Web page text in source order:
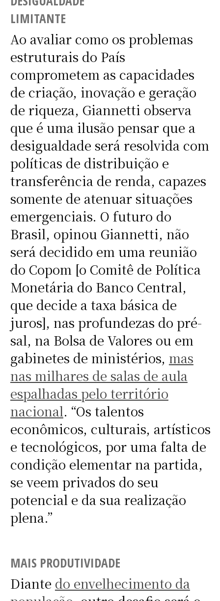
LIMITANTE
Ao avaliar como os problemas
estruturais do País
comprometem as capacidades
de criação, inovação e geração
de riqueza, Giannetti observa
que é uma ilusão pensar que a
desigualdade será resolvida com
políticas de distribuição e
transferência de renda, capazes
somente de atenuar situações
emergenciais. O futuro do
Brasil, opinou Giannetti, não
será decidido em uma reunião
do Copom [o Comitê de Política
Monetária do Banco Central,
que decide a taxa básica de
juros], nas profundezas do pré-
sal, na Bolsa de Valores ou em
gabinetes de ministérios, mas
nas milhares de salas de aula
espalhadas pelo território
nacional. “Os talentos
econômicos, culturais, artísticos
e tecnológicos, por uma falta de
condição elementar na partida,
se veem privados do seu
potencial e da sua realização
plena.”
MAIS PRODUTIVIDADE
Diante do envelhecimento da